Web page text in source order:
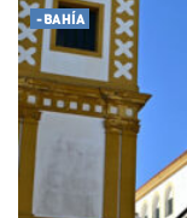
-BAHÍA